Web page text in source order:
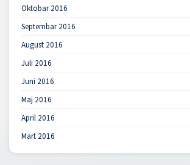
Oktobar 2016
Septembar 2016
August 2016
Juli 2016
Juni 2016
Maj 2016
April 2016
Mart 2016